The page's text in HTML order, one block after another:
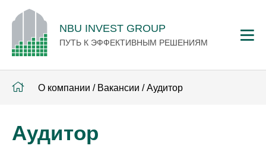
NBU INVEST GROUP
ПУТЬ К ЭФФЕКТИВНЫМ РЕШЕНИЯМ
О компании / Вакансии / Аудитор
Аудитор